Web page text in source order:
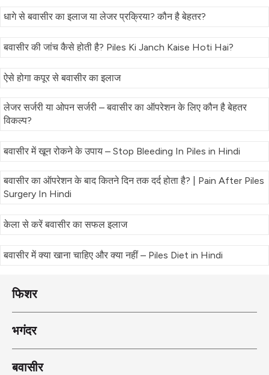
धागे से बवासीर का इलाज या लेजर प्रक्रिया? कौन है बेहतर?
बवासीर की जांच कैसे होती है? Piles Ki Janch Kaise Hoti Hai?
ऐसे होगा कपूर से बवासीर का इलाज
लेजर सर्जरी या ओपन सर्जरी – बवासीर का ऑपरेशन के लिए कौन है बेहतर
विकल्प?
बवासीर में खून रोकने के उपाय – Stop Bleeding In Piles in Hindi
बवासीर का ऑपरेशन के बाद कितने दिन तक दर्द होता है? | Pain After Piles
Surgery In Hindi
केला से करें बवासीर का सफल इलाज
बवासीर में क्या खाना चाहिए और क्या नहीं – Piles Diet in Hindi
फिशर
भगंदर
बवासीर